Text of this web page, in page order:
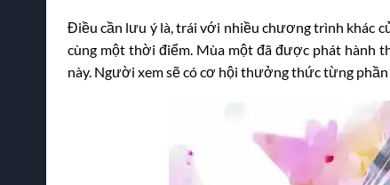
Điều cần lưu ý là, trái với nhiều chương trình khác
cùng một thời điểm. Mùa một đã được phát hành
này. Người xem sẽ có cơ hội thưởng thức từng